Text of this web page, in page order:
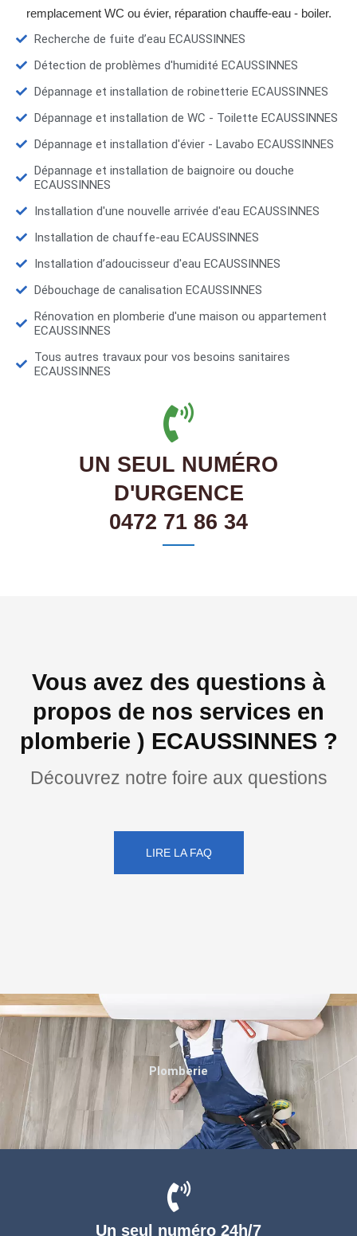
remplacement WC ou évier, réparation chauffe-eau - boiler.
Recherche de fuite d’eau ECAUSSINNES
Détection de problèmes d'humidité ECAUSSINNES
Dépannage et installation de robinetterie ECAUSSINNES
Dépannage et installation de WC - Toilette ECAUSSINNES
Dépannage et installation d'évier - Lavabo ECAUSSINNES
Dépannage et installation de baignoire ou douche
ECAUSSINNES
Installation d'une nouvelle arrivée d'eau ECAUSSINNES
Installation de chauffe-eau ECAUSSINNES
Installation d’adoucisseur d'eau ECAUSSINNES
Débouchage de canalisation ECAUSSINNES
Rénovation en plomberie d'une maison ou appartement
ECAUSSINNES
Tous autres travaux pour vos besoins sanitaires
ECAUSSINNES
UN SEUL NUMÉRO
D'URGENCE
0472 71 86 34
Vous avez des questions à
propos de nos services en
plomberie ) ECAUSSINNES ?
Découvrez notre foire aux questions
LIRE LA FAQ
Un seul numéro 24h/7
Plomberie